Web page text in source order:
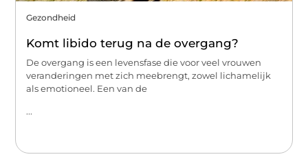
Gezondheid
Komt libido terug na de overgang?
De overgang is een levensfase die voor veel vrouwen
veranderingen met zich meebrengt, zowel lichamelijk
als emotioneel. Een van de
...